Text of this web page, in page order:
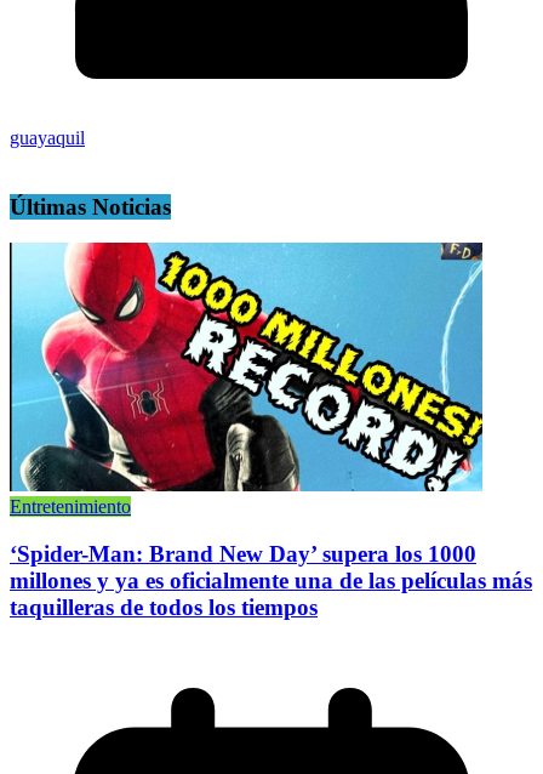
guayaquil
Últimas Noticias
Entretenimiento
‘Spider-Man: Brand New Day’ supera los 1000
millones y ya es oficialmente una de las películas más
taquilleras de todos los tiempos